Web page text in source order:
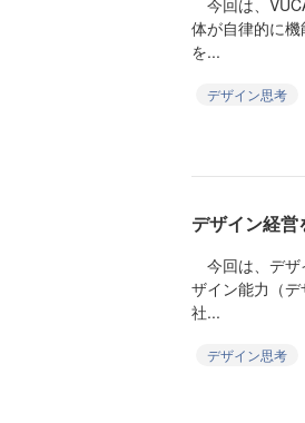
今回は、
体が自律的に
を...
デザイン思考
デザイン経
今回は、デザ
ザイン能力（デ
社...
デザイン思考